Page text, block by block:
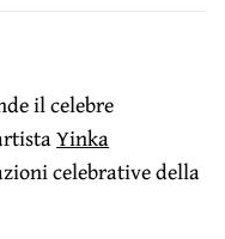
il celebre
Yinka
celebrative della